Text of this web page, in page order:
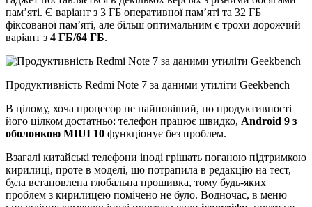
пам’яті. Є варіант з 3 ГБ оперативної пам’яті та 32 ГБ
фіксованої пам’яті, але більш оптимальним є трохи дорожчий
варіант з 4 ГБ/64 ГБ.
Продуктивність Redmi Note 7 за даними утиліти Geekbench
В цілому, хоча процесор не найновіший, по продуктивності
його цілком достатньо: телефон працює швидко, Android 9 з
оболонкою MIUI 10 функціонує без проблем.
Взагалі китайські телефони іноді грішать поганою підтримкою
кирилиці, проте в моделі, що потрапила в редакцію на тест,
була встановлена ​​глобальна прошивка, тому будь-яких
проблем з кирилицею помічено не було. Водночас, в меню